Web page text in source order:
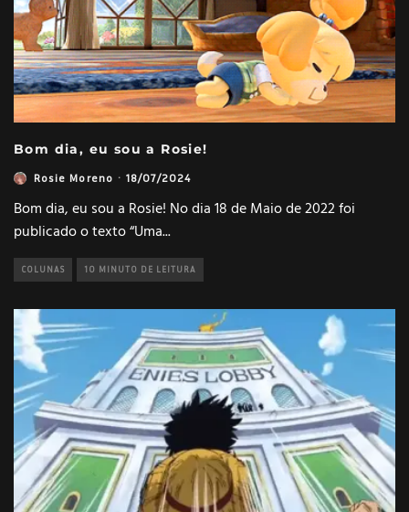
Bom dia, eu sou a Rosie!
Rosie Moreno · 18/07/2024
Bom dia, eu sou a Rosie! No dia 18 de Maio de 2022 foi
publicado o texto “Uma...
COLUNAS 10 MINUTO DE LEITURA